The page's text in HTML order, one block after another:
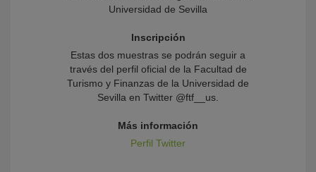
Universidad de Sevilla
Inscripción
Estas dos muestras se podrán seguir a
través del perfil oficial de la Facultad de
Turismo y Finanzas de la Universidad de
Sevilla en Twitter @ftf__us.
Más información
Perfil Twitter